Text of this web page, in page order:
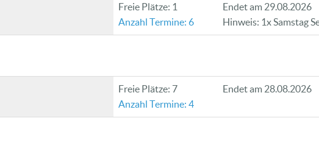
Freie Plätze: 1
Anzahl Termine: 6
Endet am 29.08.2026
Hinweis: 1x Samstag
Freie Plätze: 7
Anzahl Termine: 4
Endet am 28.08.2026